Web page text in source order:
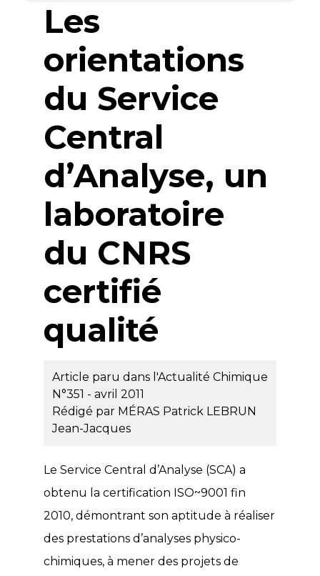
Les
orientations
du Service
Central
d’Analyse, un
laboratoire
du CNRS
certifié
qualité
Article paru dans l'Actualité Chimique
N°351 - avril 2011
Rédigé par MÉRAS Patrick LEBRUN
Jean-Jacques
Le Service Central d’Analyse (SCA) a
obtenu la certification ISO~9001 fin
2010, démontrant son aptitude à réaliser
des prestations d’analyses physico-
chimiques, à mener des projets de